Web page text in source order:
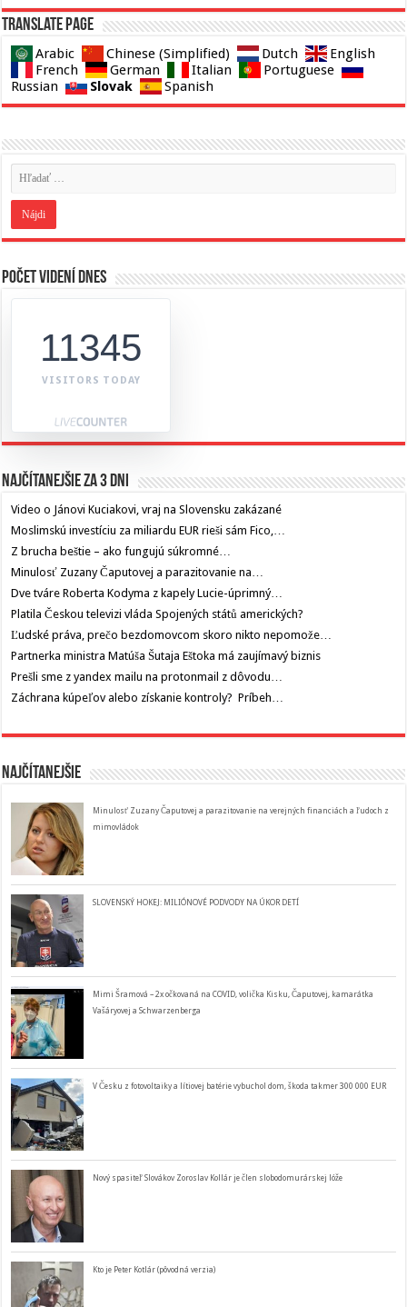
Translate page
Arabic Chinese (Simplified) Dutch
English
French
German Italian
Portuguese
Russian
Slovak Spanish
Počet videní dnes
11345
VISITORS TODAY
Najčítanejšie za 3 dni
Video o Jánovi Kuciakovi, vraj na Slovensku zakázané
Moslimskú investíciu za miliardu EUR rieši sám Fico,…
Z brucha beštie – ako fungujú súkromné…
Minulosť Zuzany Čaputovej a parazitovanie na…
Dve tváre Roberta Kodyma z kapely Lucie-úprimný…
Platila Českou televizi vláda Spojených států amerických?
Ľudské práva, prečo bezdomovcom skoro nikto nepomože…
Partnerka ministra Matúša Šutaja Eštoka má zaujímavý biznis
Prešli sme z yandex mailu na protonmail z dôvodu…
Záchrana kúpeľov alebo získanie kontroly? Príbeh…
Najčítanejšie
Minulosť Zuzany Čaputovej a parazitovanie na verejných financiách a ľudoch z
mimovládok
SLOVENSKÝ HOKEJ: MILIÓNOVÉ PODVODY NA ÚKOR DETÍ
Mimi Šramová – 2x očkovaná na COVID, volička Kisku, Čaputovej, kamarátka
Vašáryovej a Schwarzenberga
V Česku z fotovoltaiky a lítiovej batérie vybuchol dom, škoda takmer 300 000 EUR
Nový spasiteľ Slovákov Zoroslav Kollár je člen slobodomurárskej lóže
Kto je Peter Kotlár (pôvodná verzia)